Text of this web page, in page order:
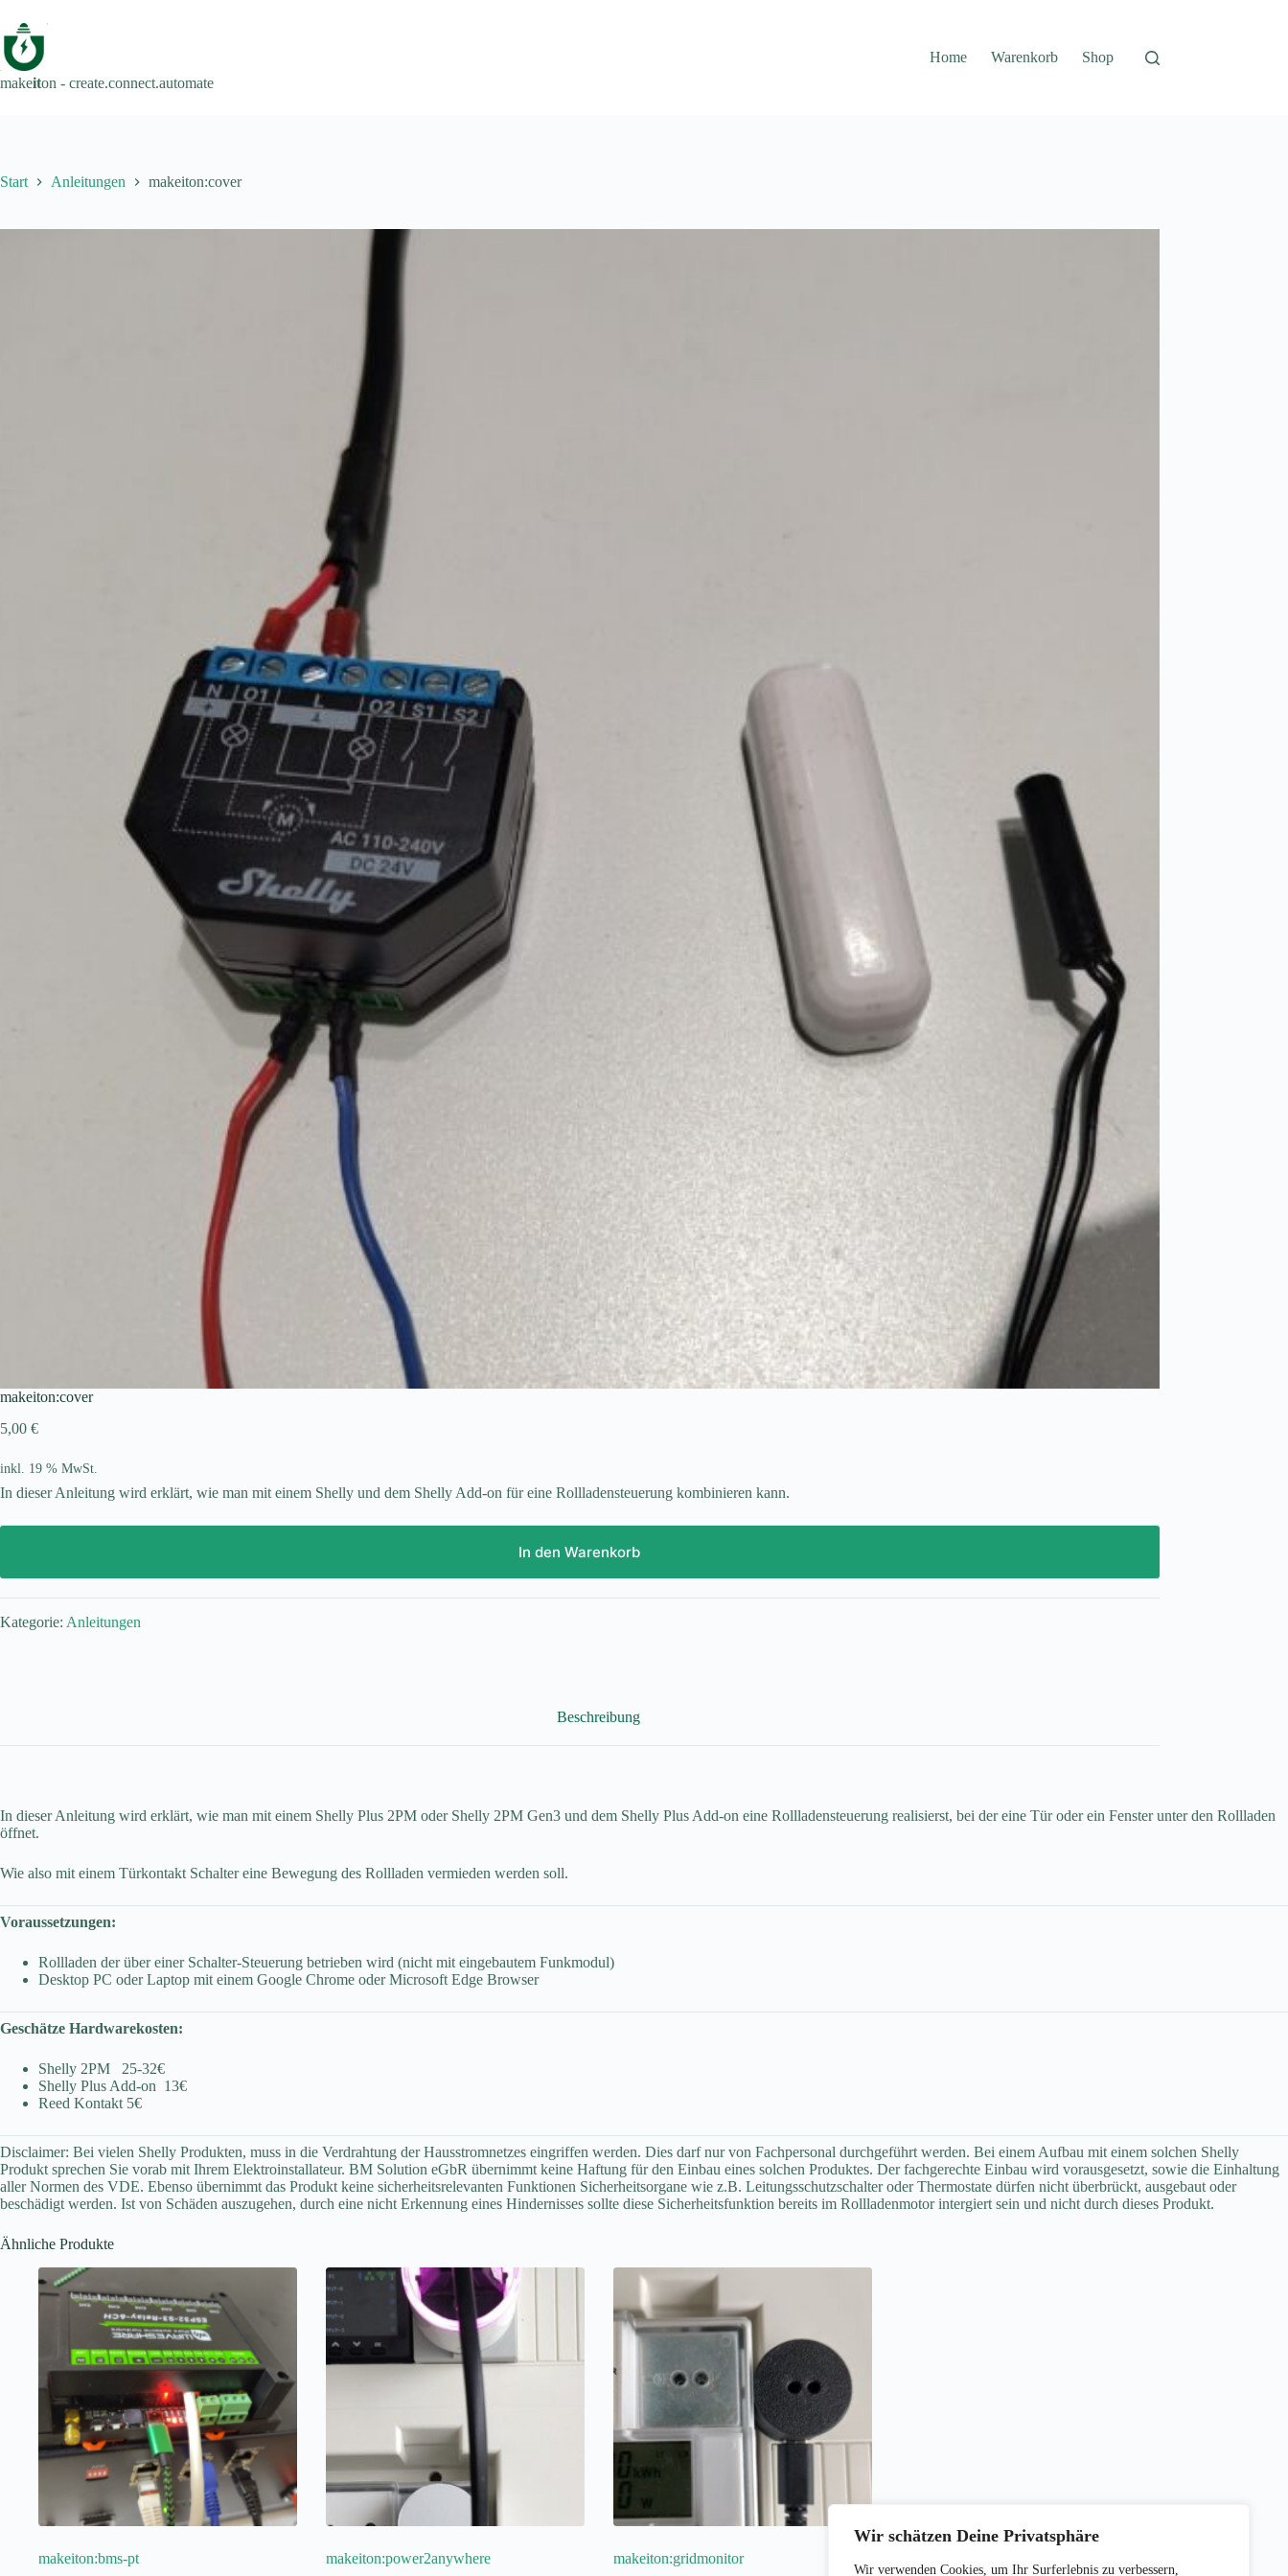
Wir schätzen Deine Privatsphäre
Wir verwenden Cookies, um Ihr Surferlebnis zu verbessern,
Inhalt
springen
makeiton - create.connect.automate
Home Warenkorb Shop
Start Anleitungen makeiton:cover
makeiton:cover
5,00 €
inkl. 19 % MwSt.
In dieser Anleitung wird erklärt, wie man mit einem Shelly und dem Shelly Add-on für eine Rollladensteuerung kombinieren kann.
In den Warenkorb
Kategorie: Anleitungen
Beschreibung
In dieser Anleitung wird erklärt, wie man mit einem Shelly Plus 2PM oder Shelly 2PM Gen3 und dem Shelly Plus Add-on eine Rollladensteuerung realisierst, bei der eine Tür oder ein Fenster unter den Rollladen
öffnet.
Wie also mit einem Türkontakt Schalter eine Bewegung des Rollladen vermieden werden soll.
Voraussetzungen:
Rollladen der über einer Schalter-Steuerung betrieben wird (nicht mit eingebautem Funkmodul)
Desktop PC oder Laptop mit einem Google Chrome oder Microsoft Edge Browser
Geschätze Hardwarekosten:
Shelly 2PM 25-32€
Shelly Plus Add-on 13€
Reed Kontakt 5€
Disclaimer: Bei vielen Shelly Produkten, muss in die Verdrahtung der Hausstromnetzes eingriffen werden. Dies darf nur von Fachpersonal durchgeführt werden. Bei einem Aufbau mit einem solchen Shelly
Produkt sprechen Sie vorab mit Ihrem Elektroinstallateur. BM Solution eGbR übernimmt keine Haftung für den Einbau eines solchen Produktes. Der fachgerechte Einbau wird vorausgesetzt, sowie die Einhaltung
aller Normen des VDE. Ebenso übernimmt das Produkt keine sicherheitsrelevanten Funktionen Sicherheitsorgane wie z.B. Leitungsschutzschalter oder Thermostate dürfen nicht überbrückt, ausgebaut oder
beschädigt werden. Ist von Schäden auszugehen, durch eine nicht Erkennung eines Hindernisses sollte diese Sicherheitsfunktion bereits im Rollladenmotor intergiert sein und nicht durch dieses Produkt.
Ähnliche Produkte
makeiton:bms-pt makeiton:power2anywhere makeiton:gridmonitor